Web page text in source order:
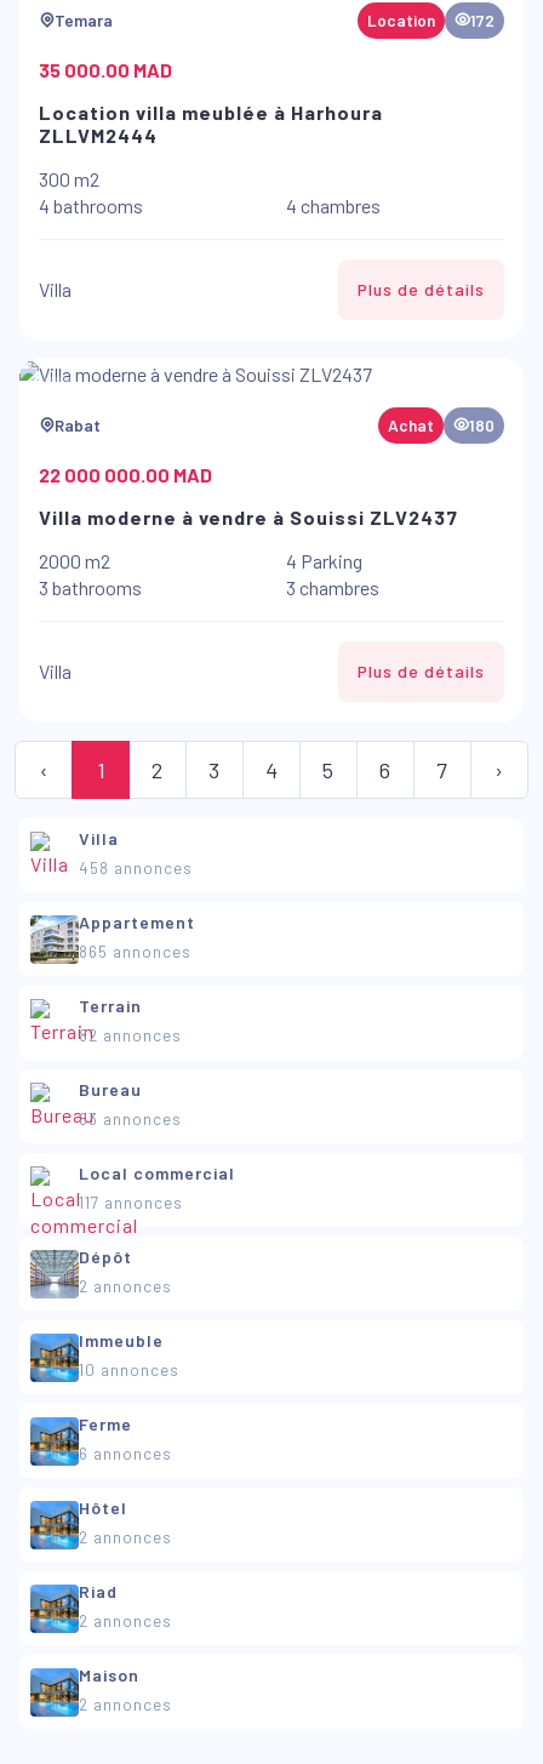
Temara Location 172
35 000.00 MAD
Location villa meublée à Harhoura
ZLLVM2444
300 m2
4 bathrooms
4 chambres
Villa Plus de détails
Rabat Achat 180
22 000 000.00 MAD
Villa moderne à vendre à Souissi ZLV2437
2000 m2
4 Parking
3 bathrooms
3 chambres
Villa Plus de détails
‹ 1 2 3 4 5 6 7 ›
Villa
458 annonces
Appartement
865 annonces
Terrain
82 annonces
Bureau
83 annonces
Local commercial
117 annonces
Dépôt
2 annonces
Immeuble
10 annonces
Ferme
6 annonces
Hôtel
2 annonces
Riad
2 annonces
Maison
2 annonces